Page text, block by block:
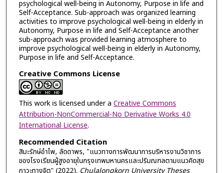
psychological well-being in Autonomy, Purpose in life and
Self-Acceptance. Sub-approach was organized learning
activities to improve psychological well-being in elderly in
Autonomy, Purpose in life and Self-Acceptance another
sub-approach was provided learning atmosphere to
improve psychological well-being in elderly in Autonomy,
Purpose in life and Self-Acceptance.
Creative Commons License
This work is licensed under a Creative Commons
Attribution-NonCommercial-No Derivative Works 4.0
International License.
Recommended Citation
สิมะรักษ์อำไพ, ลัดดาพร, "แนวทางการพัฒนาการบริหารงานวิชาการ
ของโรงเรียนผู้สูงอายุในกรุงเทพมหานครและปริมณฑลตามแนวคิดสุข